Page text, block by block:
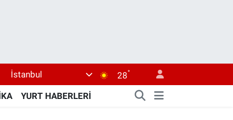
İstanbul 28°
YURT HABERLERİ